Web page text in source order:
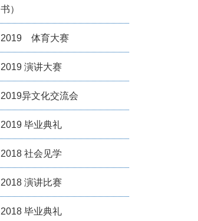
书）
2019 体育大赛
2019 演讲大赛
2019异文化交流会
2019 毕业典礼
2018 社会见学
2018 演讲比赛
2018 毕业典礼